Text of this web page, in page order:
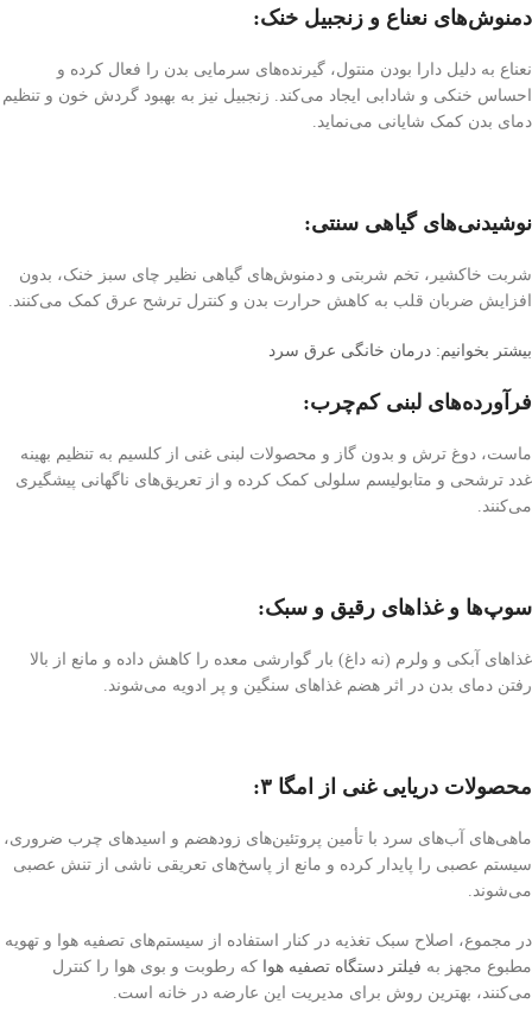
دمنوش‌های نعناع و زنجبیل خنک:
نعناع به دلیل دارا بودن منتول، گیرنده‌های سرمایی بدن را فعال کرده و
احساس خنکی و شادابی ایجاد می‌کند. زنجبیل نیز به بهبود گردش خون و تنظیم
دمای بدن کمک شایانی می‌نماید.
نوشیدنی‌های گیاهی سنتی:
شربت خاکشیر، تخم شربتی و دمنوش‌های گیاهی نظیر چای سبز خنک، بدون
افزایش ضربان قلب به کاهش حرارت بدن و کنترل ترشح عرق کمک می‌کنند.
بیشتر بخوانیم: درمان خانگی عرق سرد
فرآورده‌های لبنی کم‌چرب:
ماست، دوغ ترش و بدون گاز و محصولات لبنی غنی از کلسیم به تنظیم بهینه
غدد ترشحی و متابولیسم سلولی کمک کرده و از تعریق‌های ناگهانی پیشگیری
می‌کنند.
سوپ‌ها و غذاهای رقیق و سبک:
غذاهای آبکی و ولرم (نه داغ) بار گوارشی معده را کاهش داده و مانع از بالا
رفتن دمای بدن در اثر هضم غذاهای سنگین و پر ادویه می‌شوند.
محصولات دریایی غنی از امگا ۳:
ماهی‌های آب‌های سرد با تأمین پروتئین‌های زودهضم و اسیدهای چرب ضروری،
سیستم عصبی را پایدار کرده و مانع از پاسخ‌های تعریقی ناشی از تنش عصبی
می‌شوند.
در مجموع، اصلاح سبک تغذیه در کنار استفاده از سیستم‌های تصفیه هوا و تهویه
مطبوع مجهز به فیلتر دستگاه تصفیه هوا که رطوبت و بوی هوا را کنترل
می‌کنند، بهترین روش برای مدیریت این عارضه در خانه است.